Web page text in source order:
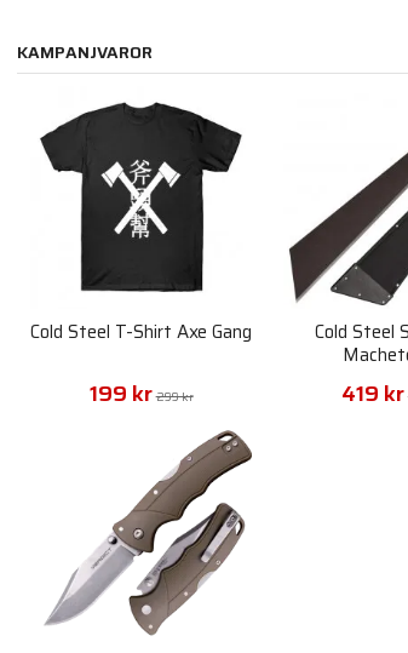
KAMPANJVAROR
Cold Steel T-Shirt Axe Gang
199 kr 299 kr
Cold Steel
419 kr